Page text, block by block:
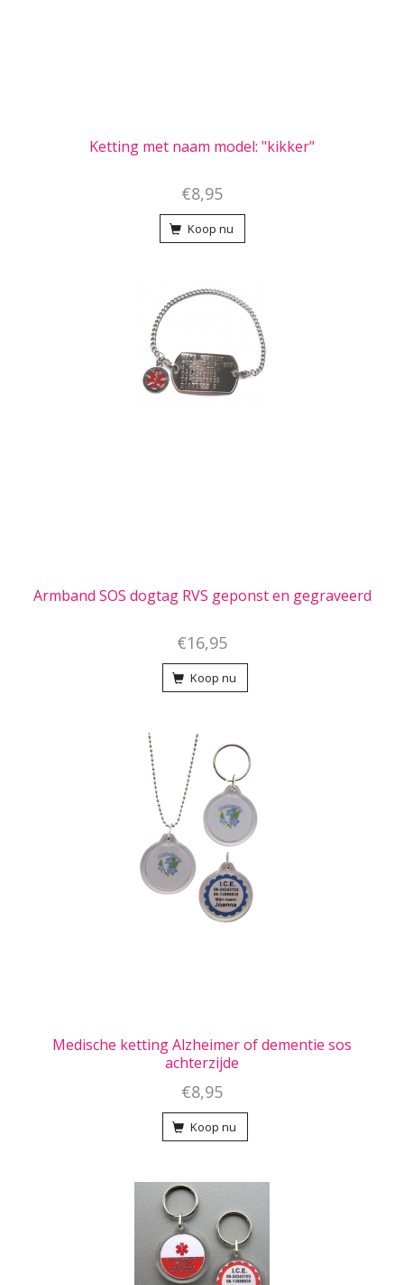
Ketting met naam model: "kikker"
€8,95
Koop nu
Armband SOS dogtag RVS geponst en gegraveerd
€16,95
Koop nu
Medische ketting Alzheimer of dementie sos
achterzijde
€8,95
Koop nu